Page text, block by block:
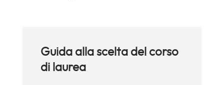
Guida alla scelta del corso
di laurea